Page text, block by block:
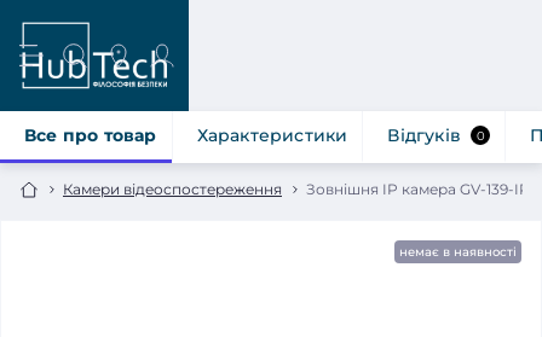
Камери відеоспостереження Зовнішня IP камера GV-139-
Все про товар Характеристики Відгуків 0
немає в наявності